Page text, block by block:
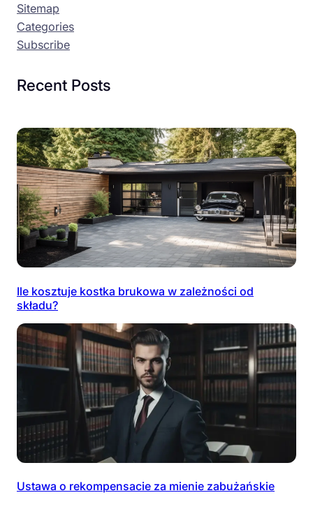
Sitemap
Categories
Subscribe
Recent Posts
Ile kosztuje kostka brukowa w zależności od
składu?
Ustawa o rekompensacie za mienie zabużańskie